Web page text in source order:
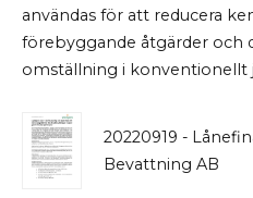
användas för att reducera
förebyggande åtgärder och
omställning i konventionellt
20220919 -
Bevattning AB